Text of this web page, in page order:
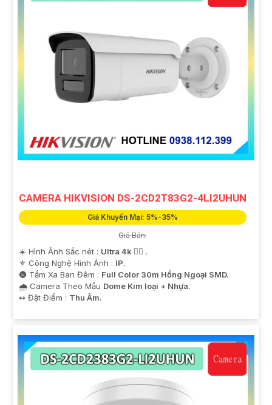
CAMERA HIKVISION DS-2CD2T83G2-4LI2UHUN
Giá Khuyến Mại: 5%-35%
Giá Bán:
☀️ Hình Ảnh Sắc nét : Ultra 4k 👍🏾 .
⚜️ Công Nghệ Hình Ảnh : IP.
🌚 Tầm Xa Ban Đêm : Full Color 30m Hồng Ngoại SMD.
🌧️ Camera Theo Mẫu Dome Kim loại + Nhựa.
️↭ Đặt Điểm : Thu Âm.